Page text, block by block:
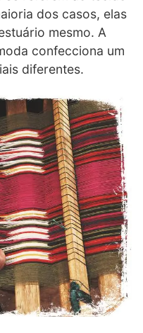
dos casos, elas
mesmo. A
confecciona um
diferentes.